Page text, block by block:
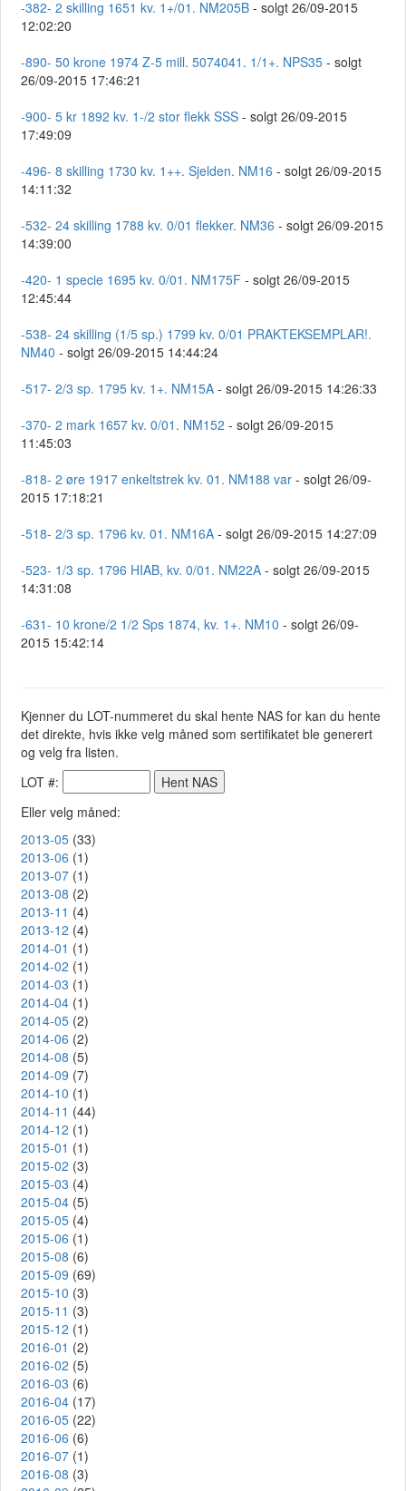
-382- 2 skilling 1651 kv. 1+/01. NM205B - solgt 26/09-2015
12:02:20
-890- 50 krone 1974 Z-5 mill. 5074041. 1/1+. NPS35 - solgt
26/09-2015 17:46:21
-900- 5 kr 1892 kv. 1-/2 stor flekk SSS - solgt 26/09-2015
17:49:09
-496- 8 skilling 1730 kv. 1++. Sjelden. NM16 - solgt 26/09-2015
14:11:32
-532- 24 skilling 1788 kv. 0/01 flekker. NM36 - solgt 26/09-2015
14:39:00
-420- 1 specie 1695 kv. 0/01. NM175F - solgt 26/09-2015
12:45:44
-538- 24 skilling (1/5 sp.) 1799 kv. 0/01 PRAKTEKSEMPLAR!.
NM40 - solgt 26/09-2015 14:44:24
-517- 2/3 sp. 1795 kv. 1+. NM15A - solgt 26/09-2015 14:26:33
-370- 2 mark 1657 kv. 0/01. NM152 - solgt 26/09-2015
11:45:03
-818- 2 øre 1917 enkeltstrek kv. 01. NM188 var - solgt 26/09-
2015 17:18:21
-518- 2/3 sp. 1796 kv. 01. NM16A - solgt 26/09-2015 14:27:09
-523- 1/3 sp. 1796 HIAB, kv. 0/01. NM22A - solgt 26/09-2015
14:31:08
-631- 10 krone/2 1/2 Sps 1874, kv. 1+. NM10 - solgt 26/09-
2015 15:42:14
Kjenner du LOT-nummeret du skal hente NAS for kan du hente
det direkte, hvis ikke velg måned som sertifikatet ble generert
og velg fra listen.
LOT #:
Eller velg måned:
2013-05 (33)
2013-06 (1)
2013-07 (1)
2013-08 (2)
2013-11 (4)
2013-12 (4)
2014-01 (1)
2014-02 (1)
2014-03 (1)
2014-04 (1)
2014-05 (2)
2014-06 (2)
2014-08 (5)
2014-09 (7)
2014-10 (1)
2014-11 (44)
2014-12 (1)
2015-01 (1)
2015-02 (3)
2015-03 (4)
2015-04 (5)
2015-05 (4)
2015-06 (1)
2015-08 (6)
2015-09 (69)
2015-10 (3)
2015-11 (3)
2015-12 (1)
2016-01 (2)
2016-02 (5)
2016-03 (6)
2016-04 (17)
2016-05 (22)
2016-06 (6)
2016-07 (1)
2016-08 (3)